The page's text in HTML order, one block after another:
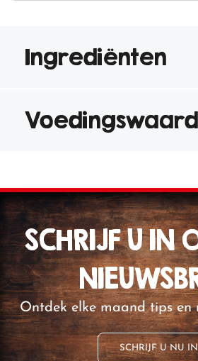
Ingrediënten
SCHRIJF U IN
Ontdek elke maand tips en
SCHRIJF U NU IN